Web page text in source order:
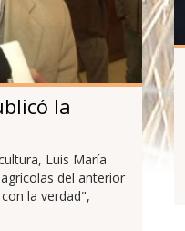
la
Luis María
del anterior
la verdad",